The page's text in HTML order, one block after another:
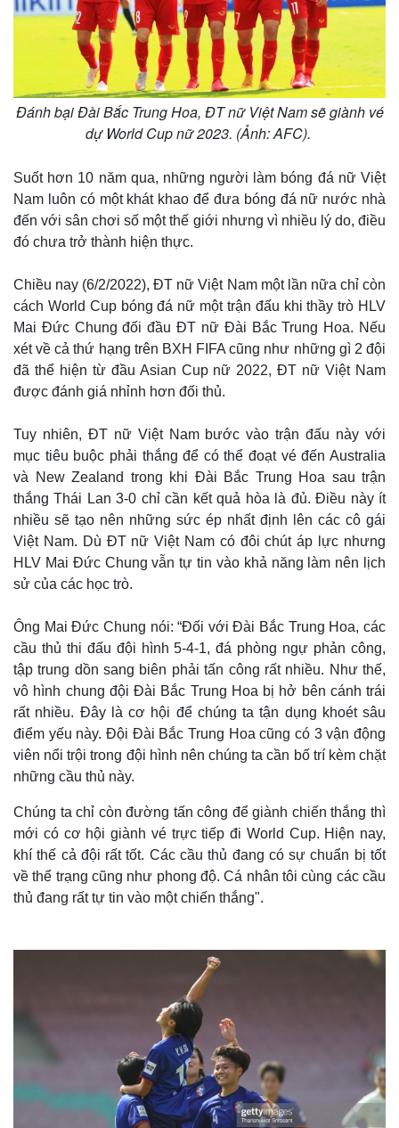
Thế giới
Quan sát
Cuộc sống đó đây
Hồ sơ
Multimedia
Video
E-Magazine
Infographic
Đánh bại Đài Bắc Trung Hoa, ĐT nữ Việt Nam sẽ giành vé
dự World Cup nữ 2023. (Ảnh: AFC).
Suốt hơn 10 năm qua, những người làm bóng đá nữ Việt
Nam luôn có một khát khao để đưa bóng đá nữ nước nhà
đến với sân chơi số một thế giới nhưng vì nhiều lý do, điều
đó chưa trở thành hiện thực.
Chiều nay (6/2/2022), ĐT nữ Việt Nam một lần nữa chỉ còn
cách World Cup bóng đá nữ một trận đấu khi thầy trò HLV
Mai Đức Chung đối đầu ĐT nữ Đài Bắc Trung Hoa. Nếu
xét về cả thứ hạng trên BXH FIFA cũng như những gì 2 đội
đã thể hiện từ đầu Asian Cup nữ 2022, ĐT nữ Việt Nam
được đánh giá nhỉnh hơn đối thủ.
Tuy nhiên, ĐT nữ Việt Nam bước vào trận đấu này với
mục tiêu buộc phải thắng để có thể đoạt vé đến Australia
và New Zealand trong khi Đài Bắc Trung Hoa sau trận
thắng Thái Lan 3-0 chỉ cần kết quả hòa là đủ. Điều này ít
nhiều sẽ tạo nên những sức ép nhất định lên các cô gái
Việt Nam. Dù ĐT nữ Việt Nam có đôi chút áp lực nhưng
HLV Mai Đức Chung vẫn tự tin vào khả năng làm nên lịch
sử của các học trò.
Ông Mai Đức Chung nói: “Đối với Đài Bắc Trung Hoa, các
cầu thủ thi đấu đội hình 5-4-1, đá phòng ngự phản công,
tập trung dồn sang biên phải tấn công rất nhiều. Như thế,
vô hình chung đội Đài Bắc Trung Hoa bị hở bên cánh trái
rất nhiều. Đây là cơ hội để chúng ta tận dụng khoét sâu
điểm yếu này. Đội Đài Bắc Trung Hoa cũng có 3 vận động
viên nổi trội trong đội hình nên chúng ta cần bố trí kèm chặt
những cầu thủ này.
Chúng ta chỉ còn đường tấn công để giành chiến thắng thì
mới có cơ hội giành vé trực tiếp đi World Cup. Hiện nay,
khí thế cả đội rất tốt. Các cầu thủ đang có sự chuẩn bị tốt
về thể trạng cũng như phong độ. Cá nhân tôi cùng các cầu
thủ đang rất tự tin vào một chiến thắng".